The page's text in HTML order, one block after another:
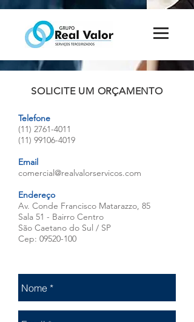
SOLICITE UM ORÇAMENTO
Telefone
(11) 2761-4011
(11) 99106-4019
Email
comercial@realvalorservicos.com
Endereço
Av. Conde Francisco Matarazzo, 85
Sala 51 - Bairro Centro
São Caetano do Sul / SP
Cep: 09520-100